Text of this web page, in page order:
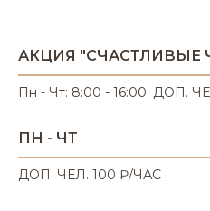
АКЦИЯ "СЧАСТЛИВЫЕ
Пн - Чт: 8:00 - 16:00. ДОП.
ПН - ЧТ
ДОП. ЧЕЛ. 100 ₽/ЧАС